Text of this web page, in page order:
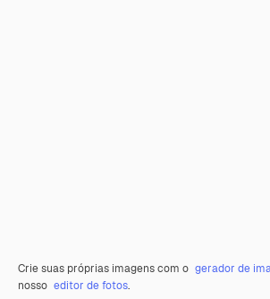
Crie suas próprias imagens com o gerador de
nosso editor de fotos.